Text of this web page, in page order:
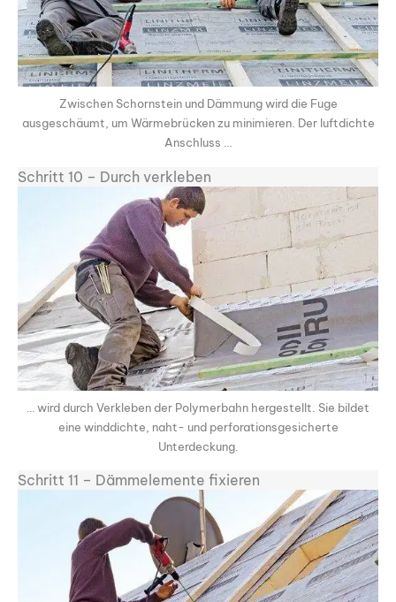
Zwischen Schornstein und Dämmung wird die Fuge
ausgeschäumt, um Wärmebrücken zu minimieren. Der luftdichte
Anschluss …
Schritt 10 – Durch verkleben
… wird durch Verkleben der Polymerbahn hergestellt. Sie bildet
eine winddichte, naht- und perforationsgesicherte
Unterdeckung.
Schritt 11 – Dämmelemente fixieren